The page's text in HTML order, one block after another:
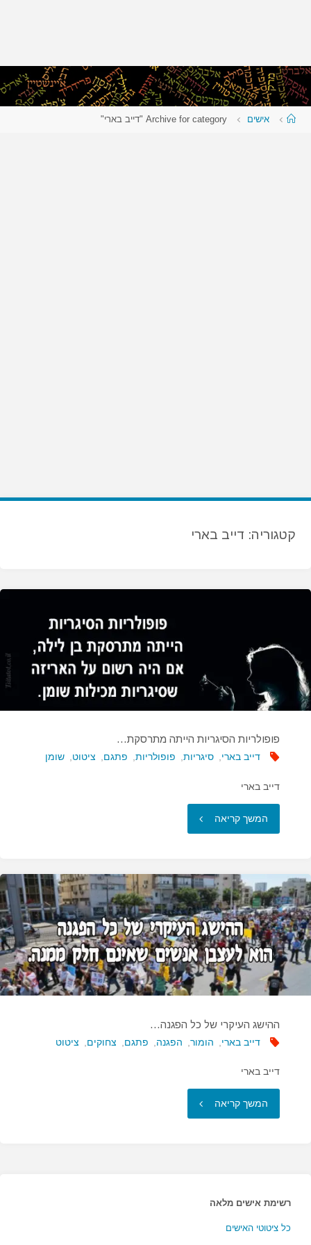
עמודאישים Archive for category "דייב בארי"
קטגוריה: דייב בארי
פופולריות הסיגריות הייתה מתרסקת…
דייב בארי, סיגריות, פופולריות, פתגם, ציטוט, שומן
דייב בארי
המשך קריאה "פופולריות
הייתה
מתרסקת…"
ההישג העיקרי של כל הפגנה…
דייב בארי הומור הפגנה פתגם צחוקים ציטוט
דייב בארי
המשך קריאה "ההישג
רשימת אישים מלאה
כל ציטוטי האישים